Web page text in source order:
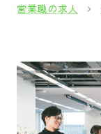
営業職の求人